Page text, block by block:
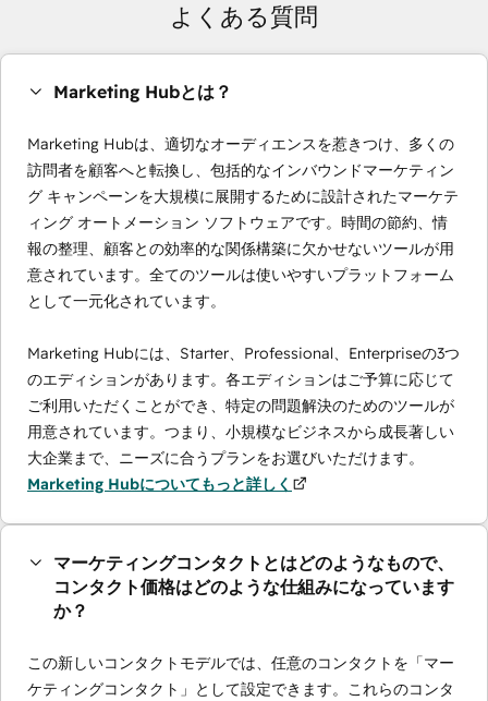
よくある質問
Marketing Hubとは？
Marketing Hubは、適切なオーディエンスを惹きつけ、多くの
訪問者を顧客へと転換し、包括的なインバウンドマーケティン
グ キャンペーンを大規模に展開するために設計されたマーケテ
ィング オートメーション ソフトウェアです。時間の節約、情
報の整理、顧客との効率的な関係構築に欠かせないツールが用
意されています。全てのツールは使いやすいプラットフォーム
として一元化されています。
Marketing Hubには、Starter、Professional、Enterpriseの3つ
のエディションがあります。各エディションはご予算に応じて
ご利用いただくことができ、特定の問題解決のためのツールが
用意されています。つまり、小規模なビジネスから成長著しい
大企業まで、ニーズに合うプランをお選びいただけます。
Marketing Hubについてもっと詳しく
マーケティングコンタクトとはどのようなもので、
コンタクト価格はどのような仕組みになっています
か？
この新しいコンタクトモデルでは、任意のコンタクトを「マー
ケティングコンタクト」として設定できます。これらのコンタ